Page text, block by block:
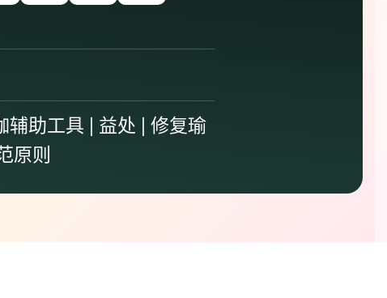
辅助工具 | 益处 | 修复瑜
原则